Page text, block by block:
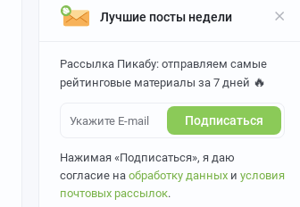
Лучшие посты недели
Рассылка Пикабу: отправляем самые
рейтинговые материалы за 7 дней 🔥
Подписаться
Нажимая «Подписаться», я даю
согласие на обработку данных и условия
почтовых рассылок.